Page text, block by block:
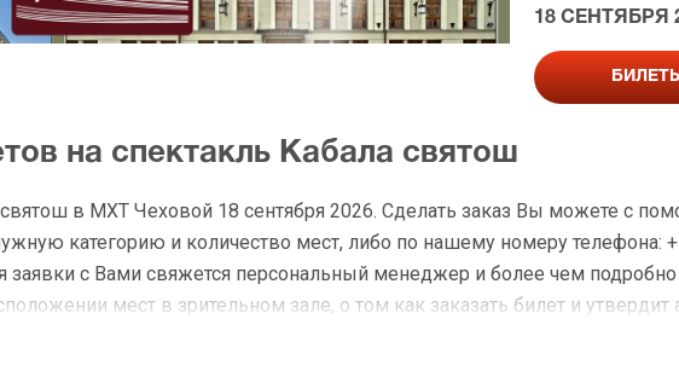
18 СЕНТЯБРЯ
БИЛЕТЫ
на спектакль Кабала святош
в МХТ Чеховой 18 сентября 2026. Сделать заказ Вы можете с
категорию и количество мест, либо по нашему номеру телефона:
с Вами свяжется персональный менеджер и более чем подробно
мест в зрительном зале, о том как заказать билет и утвердит